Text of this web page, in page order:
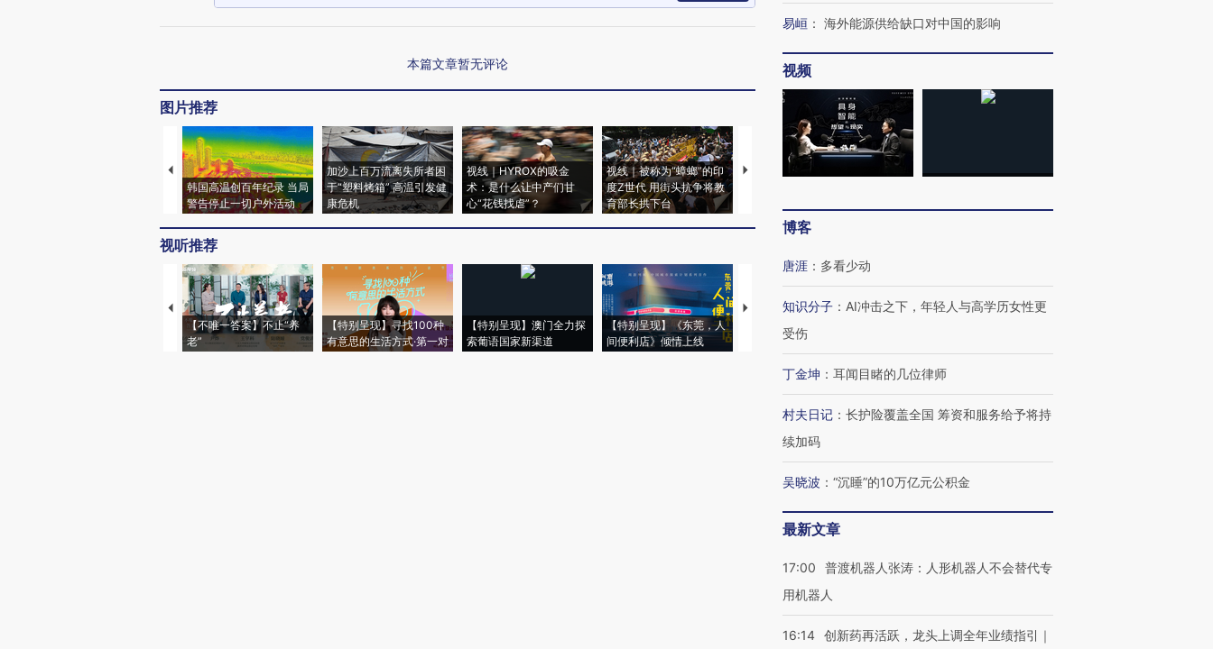
本篇文章暂无评论
图片推荐
韩国高温创百年纪录 当局
警告停止一切户外活动
加沙上百万流离失所者困
于“塑料烤箱” 高温引发健
康危机
视线｜HYROX的吸金
术：是什么让中产们甘
心“花钱找虐”？
视线｜被称为“蟑螂”的印
度Z世代 用街头抗争将教
育部长拱下台
视线｜“入侵”还是“人道危
湖北宜昌局部短时降雨
哈尔滨遭遇短时极端强降
视听推荐
【不唯一答案】不止“养
老”
【特别呈现】寻找100种
有意思的生活方式·第一对
【特别呈现】澳门全力探
索葡语国家新渠道
【特别呈现】《东莞，人
间便利店》倾情上线
【推广】走进第四届链博
会，让数智科技“链”接产
【商旅对话】华住集团
易峘 ： 海外能源供给缺口对中国的影响
视频
博客
唐涯 ： 多看少动
知识分子 ： AI冲击之下，年轻人与高学历女性更
受伤
丁金坤 ： 耳闻目睹的几位律师
村夫日记 ： 长护险覆盖全国 筹资和服务给予将持
续加码
吴晓波 ： “沉睡”的10万亿元公积金
最新文章
17:00
普渡机器人张涛：人形机器人不会替代专
用机器人
16:14 创新药再活跃，龙头上调全年业绩指引｜